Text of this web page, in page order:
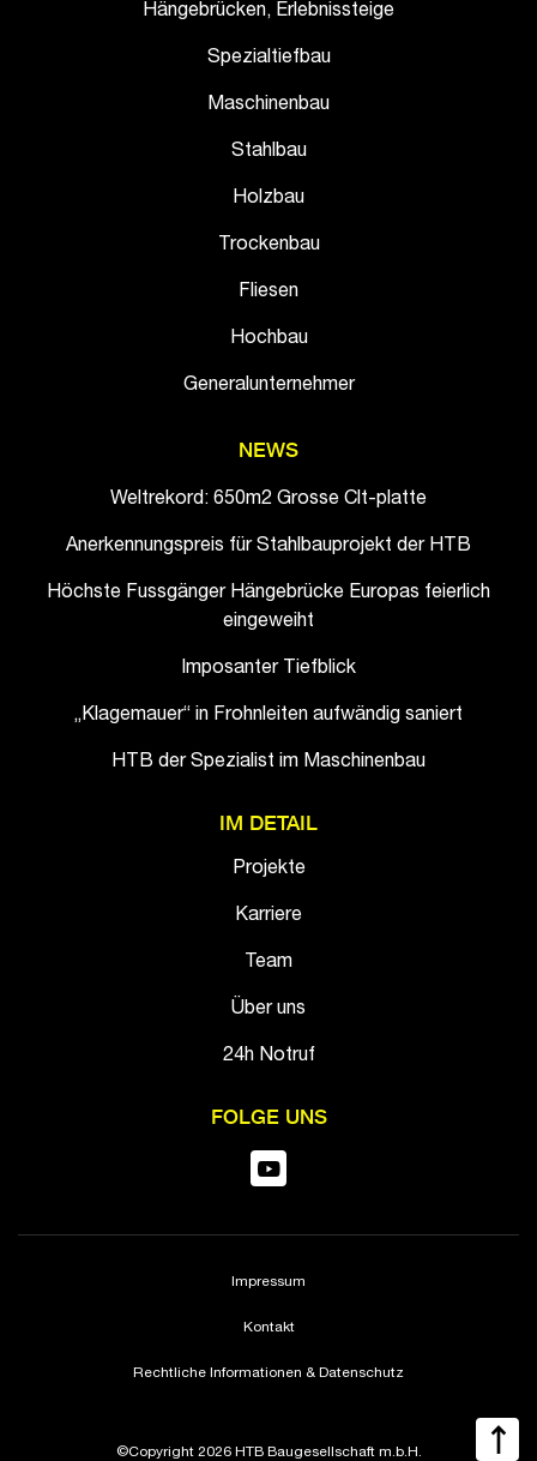
Hängebrücken, Erlebnissteige
Spezialtiefbau
Maschinenbau
Stahlbau
Holzbau
Trockenbau
Fliesen
Hochbau
Generalunternehmer
NEWS
Weltrekord: 650m2 Grosse Clt-platte
Anerkennungspreis für Stahlbauprojekt der HTB
Höchste Fussgänger Hängebrücke Europas feierlich
eingeweiht
Imposanter Tiefblick
„Klagemauer“ in Frohnleiten aufwändig saniert
HTB der Spezialist im Maschinenbau
IM DETAIL
Projekte
Karriere
Team
Über uns
24h Notruf
FOLGE UNS
Impressum
Kontakt
Rechtliche Informationen & Datenschutz
©Copyright 2026 HTB Baugesellschaft m.b.H.